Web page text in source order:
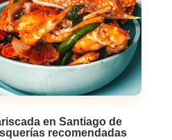
en Santiago de
recomendadas